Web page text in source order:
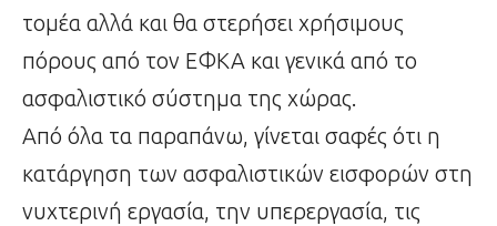
τομέα αλλά και θα στερήσει χρήσιμους
πόρους από τον ΕΦΚΑ και γενικά από το
ασφαλιστικό σύστημα της χώρας.
Από όλα τα παραπάνω, γίνεται σαφές ότι η
κατάργηση των ασφαλιστικών εισφορών στη
νυχτερινή εργασία, την υπερεργασία, τις